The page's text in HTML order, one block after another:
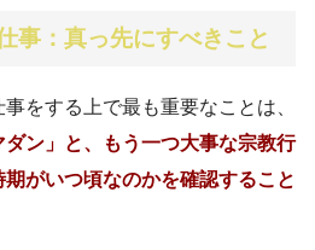
事：真っ先にすべきこと
をする上で最も重要なことは、
ン」と、もう一つ大事な宗教行
がいつ頃なのかを確認すること